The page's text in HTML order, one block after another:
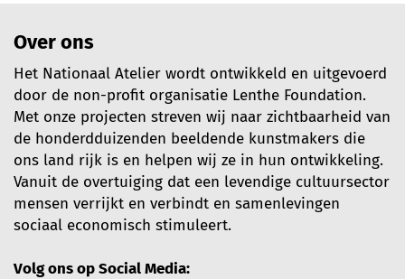
Over ons
Het Nationaal Atelier wordt ontwikkeld en uitgevoerd
door de non-profit organisatie Lenthe Foundation.
Met onze projecten streven wij naar zichtbaarheid van
de honderdduizenden beeldende kunstmakers die
ons land rijk is en helpen wij ze in hun ontwikkeling.
Vanuit de overtuiging dat een levendige cultuursector
mensen verrijkt en verbindt en samenlevingen
sociaal economisch stimuleert.
Volg ons op Social Media: